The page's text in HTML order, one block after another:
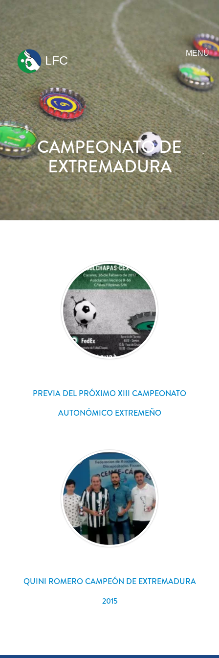
MENÚ
ir
al
contenido
LFC
CAMPEONATO DE
EXTREMADURA
PREVIA DEL PRÓXIMO XIII CAMPEONATO
AUTONÓMICO EXTREMEÑO
QUINI ROMERO CAMPEÓN DE EXTREMADURA
2015